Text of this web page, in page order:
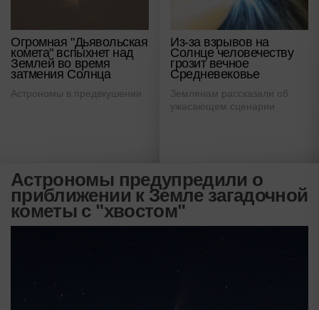
Огромная "Дьявольская
комета" вспыхнет над
Землей во время
затмения Солнца
Астрономы в предвкушении
Из-за взрывов на
Солнце человечеству
грозит вечное
Средневековье
Землянам рассказали об
ужасающем сценарии
Астрономы предупредили о
приближении к Земле загадочной
кометы с "хвостом"